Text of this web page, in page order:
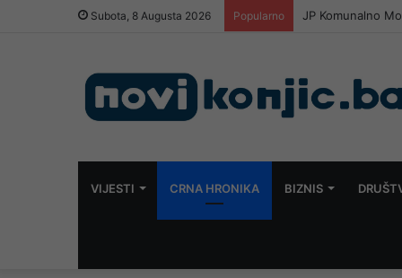
Subota, 8 Augusta 2026 Popularno JP Komunalno
VIJESTI CRNA HRONIKA BIZNIS